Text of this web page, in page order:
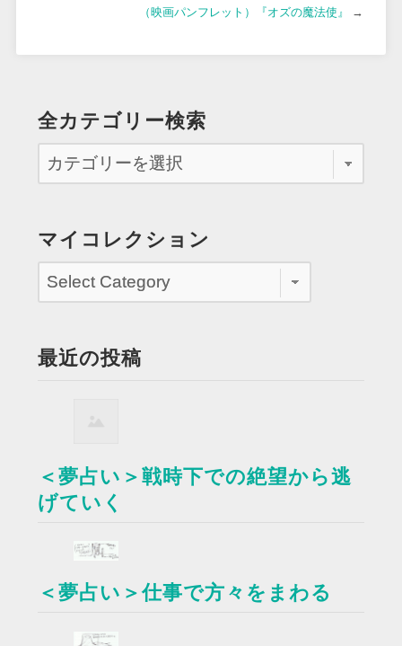
（映画パンフレット）『オズの魔法使』
→
全カテゴリー検索
マイコレクション
最近の投稿
＜夢占い＞戦時下での絶望から逃
げていく
＜夢占い＞仕事で方々をまわる